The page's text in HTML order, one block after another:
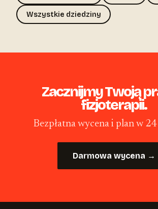
Wszystkie dziedziny
Zacznijmy Twoją
fizjoterapii.
Bezpłatna wycena i plan w
Darmowa wycena →